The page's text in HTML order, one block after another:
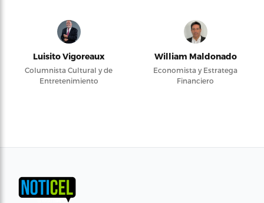
Luisito Vigoreaux
Columnista Cultural y de
Entretenimiento
William Maldonado
Economista y Estratega
Financiero